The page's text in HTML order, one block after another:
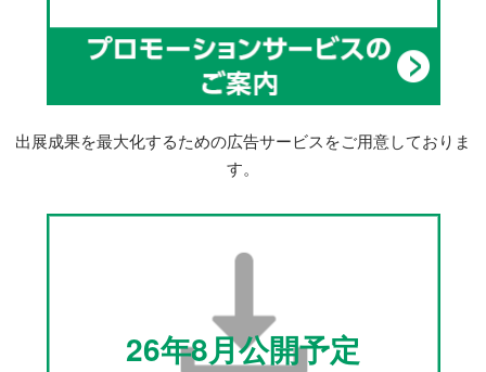
出展成果を最大化するための広告サービスをご用意しておりま
す。
26年8月公開予定